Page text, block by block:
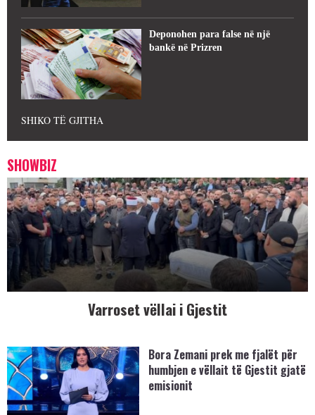
Deponohen para false në një
bankë në Prizren
SHIKO TË GJITHA
SHOWBIZ
Varroset vëllai i Gjestit
Bora Zemani prek me fjalët për
humbjen e vëllait të Gjestit gjatë
emisionit